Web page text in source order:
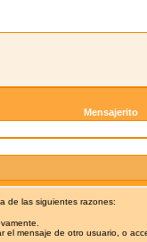
Mensajerito
de las siguientes razones:
mensaje de otro usuario, o